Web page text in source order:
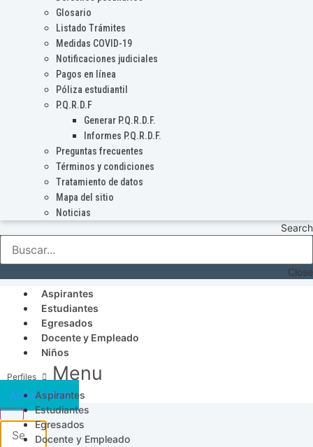
Glosario
Listado Trámites
Medidas COVID-19
Notificaciones judiciales
Pagos en línea
Póliza estudiantil
P.Q.R.D.F
Generar P.Q.R.D.F.
Informes P.Q.R.D.F.
Preguntas frecuentes
Términos y condiciones
Tratamiento de datos
Mapa del sitio
Noticias
Search
Close
Aspirantes
Estudiantes
Egresados
Docente y Empleado
Niños
Menu
Aspirantes
Estudiantes
Egresados
Docente y Empleado
Acceso SICAU